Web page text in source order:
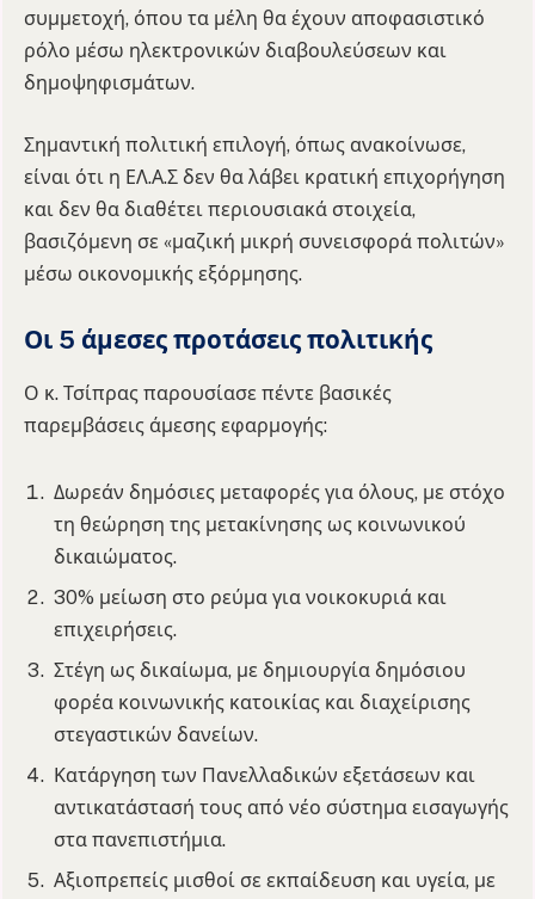
συμμετοχή, όπου τα μέλη θα έχουν αποφασιστικό
ρόλο μέσω ηλεκτρονικών διαβουλεύσεων και
δημοψηφισμάτων.
Σημαντική πολιτική επιλογή, όπως ανακοίνωσε,
είναι ότι η ΕΛ.Α.Σ δεν θα λάβει κρατική επιχορήγηση
και δεν θα διαθέτει περιουσιακά στοιχεία,
βασιζόμενη σε «μαζική μικρή συνεισφορά πολιτών»
μέσω οικονομικής εξόρμησης.
Οι 5 άμεσες προτάσεις πολιτικής
Ο κ. Τσίπρας παρουσίασε πέντε βασικές
παρεμβάσεις άμεσης εφαρμογής:
Δωρεάν δημόσιες μεταφορές για όλους, με στόχο
τη θεώρηση της μετακίνησης ως κοινωνικού
δικαιώματος.
30% μείωση στο ρεύμα για νοικοκυριά και
επιχειρήσεις.
Στέγη ως δικαίωμα, με δημιουργία δημόσιου
φορέα κοινωνικής κατοικίας και διαχείρισης
στεγαστικών δανείων.
Κατάργηση των Πανελλαδικών εξετάσεων και
αντικατάστασή τους από νέο σύστημα εισαγωγής
στα πανεπιστήμια.
Αξιοπρεπείς μισθοί σε εκπαίδευση και υγεία, με